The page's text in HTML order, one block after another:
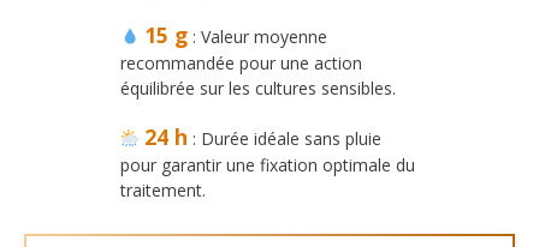
15 g: Valeur moyenne
recommandée pour une action
équilibrée sur les cultures sensibles.
24 h : Durée idéale sans pluie
pour garantir une fixation optimale du
traitement.